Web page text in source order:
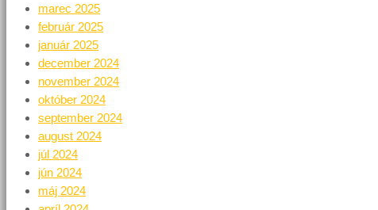
marec 2025
február 2025
január 2025
december 2024
november 2024
október 2024
september 2024
august 2024
júl 2024
jún 2024
máj 2024